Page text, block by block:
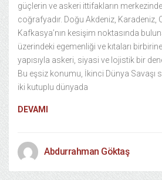
güçlerin ve askeri ittifakların
coğrafyadır. Doğu Akdeniz, Karadeniz,
Kafkasya’nın kesişim noktasında
üzerindeki egemenliği ve kıtaları
yapısıyla askeri, siyasi ve lojistik bir
Bu eşsiz konumu, İkinci Dünya Savaşı
iki kutuplu dünyada
DEVAMI
Abdurrahman Göktaş